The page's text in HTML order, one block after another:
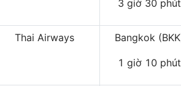
3 giờ 30 phút
Thai Airways Bangkok
1 giờ 10 phút